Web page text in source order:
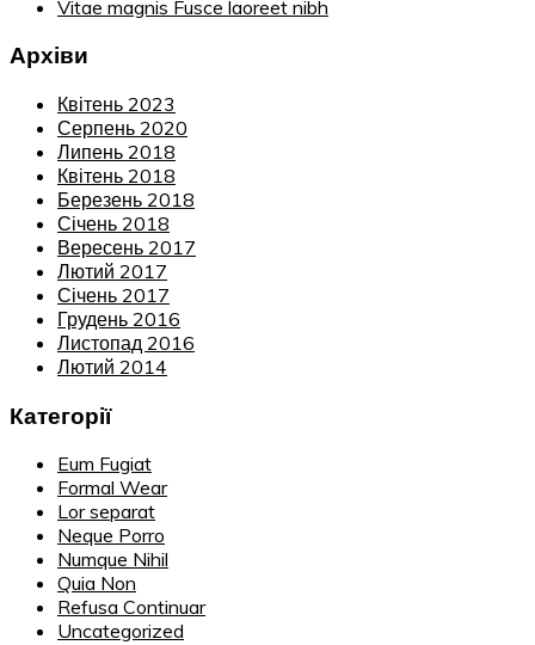
Vitae magnis Fusce laoreet nibh
Архіви
Квітень 2023
Серпень 2020
Липень 2018
Квітень 2018
Березень 2018
Січень 2018
Вересень 2017
Лютий 2017
Січень 2017
Грудень 2016
Листопад 2016
Лютий 2014
Категорії
Eum Fugiat
Formal Wear
Lor separat
Neque Porro
Numque Nihil
Quia Non
Refusa Continuar
Uncategorized